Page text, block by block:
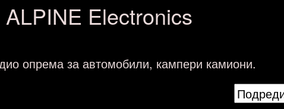
ALPINE Electronics
опрема за автомобили, кампери камиони.